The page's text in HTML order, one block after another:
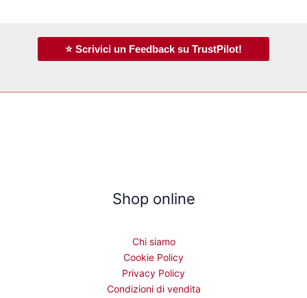
⭐ Scrivici un Feedback su TrustPilot!
Shop online
Chi siamo
Cookie Policy
Privacy Policy
Condizioni di vendita